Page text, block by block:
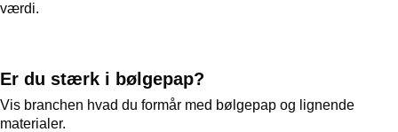
værdi.
Er du stærk i bølgepap?
Vis branchen hvad du formår med bølgepap og lignende
materialer.